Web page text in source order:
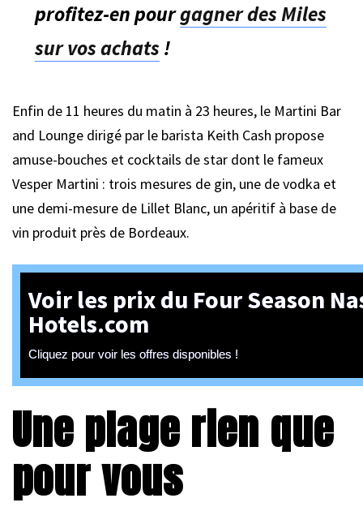
profitez-en pourgagner des Miles
sur vos achats!
Enfin de 11 heures du matin à 23 heures, le Martini Bar
and Lounge dirigé par le barista Keith Cash propose
amuse-bouches et cocktails de star dont le fameux
Vesper Martini : trois mesures de gin, une de vodka et
une demi-mesure de Lillet Blanc, un apéritif à base de
vin produit près de Bordeaux.
Voir les prix du Four Season
Hotels.com
Cliquez pour voir les offres disponibles !
Une plage rien que
pour vous